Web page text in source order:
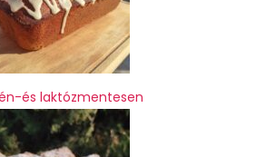
és laktózmentesen